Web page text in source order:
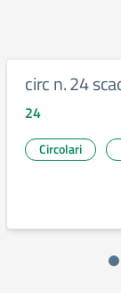
circ n. 24
24
Circolari